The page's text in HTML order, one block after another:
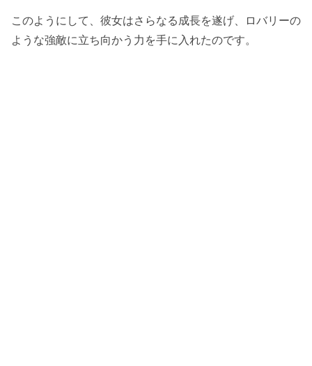
このようにして、彼女はさらなる成長を遂げ、ロバリーの
ような強敵に立ち向かう力を手に入れたのです。